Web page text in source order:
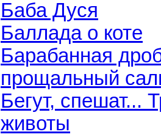
Баба Дуся
Баллада о коте
Барабанная
прощальный
Бегут, спешат...
животы